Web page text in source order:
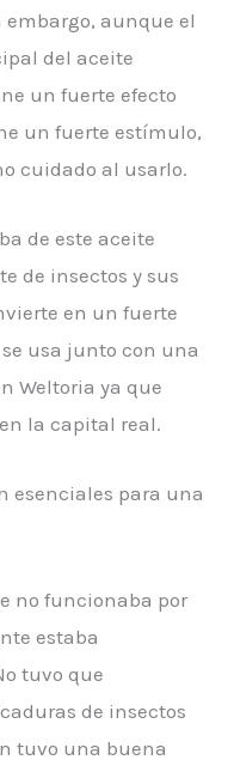
embargo, aunque el
del aceite
un fuerte efecto
un fuerte estímulo,
cuidado al usarlo.
de este aceite
de insectos y sus
en un fuerte
usa junto con una
Weltoria ya que
la capital real.
esenciales para una
no funcionaba por
estaba
tuvo que
de insectos
tuvo una buena